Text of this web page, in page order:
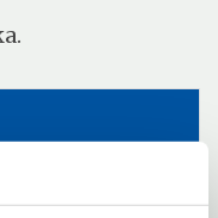
18 december